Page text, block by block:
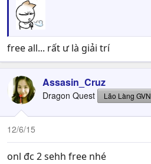
free all... rất ư là giải trí
Assasin_Cruz
Dragon Quest Lão Làng GVN
12/6/15
onl đc 2 sehh free nhé